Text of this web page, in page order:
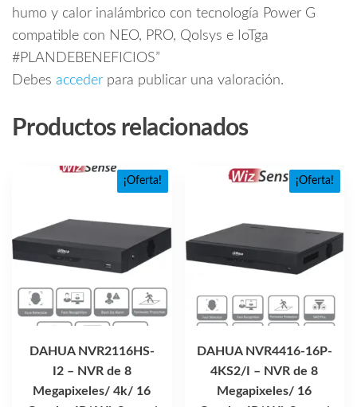
humo y calor inalámbrico con tecnología Power G
compatible con NEO, PRO, Qolsys e IoTga
#PLANDEBENEFICIOS”
Debes acceder para publicar una valoración.
Productos relacionados
¡Oferta!
DAHUA NVR2116HS-
I2 – NVR de 8
Megapixeles/ 4k/ 16
¡Oferta!
DAHUA NVR4416-16P-
4KS2/I – NVR de 8
Megapixeles/ 16